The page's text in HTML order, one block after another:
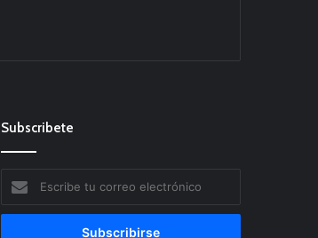
Subscribete
tu
correo